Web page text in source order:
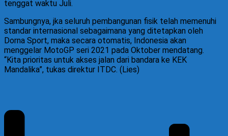
tenggat waktu Juli.
Sambungnya, jka seluruh pembangunan fisik telah memenuhi
standar internasional sebagaimana yang ditetapkan oleh
Dorna Sport, maka secara otomatis, Indonesia akan
menggelar MotoGP seri 2021 pada Oktober mendatang.
“Kita prioritas untuk akses jalan dari bandara ke KEK
Mandalika”, tukas direktur ITDC. (Lies)